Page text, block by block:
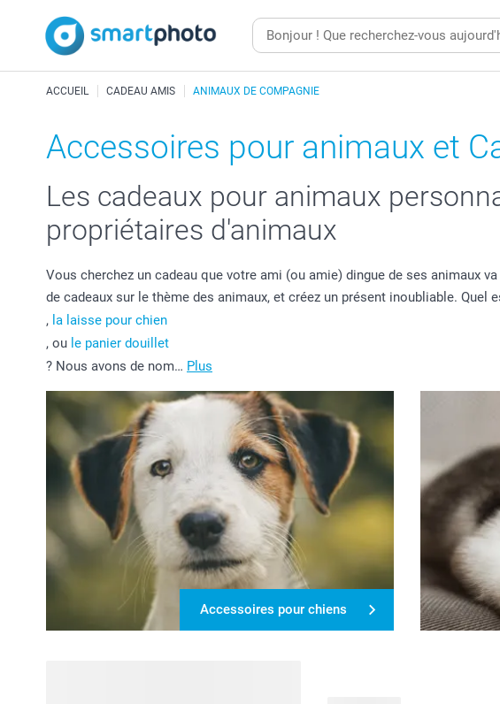
ACCUEIL CADEAU AMIS ANIMAUX DE COMPAGNIE
Accessoires pour animaux et
Les cadeaux pour animaux
propriétaires d'animaux
Vous cherchez un cadeau que votre ami (ou amie) dingue de ses animaux
de cadeaux sur le thème des animaux, et créez un présent inoubliable. Quel
, la laisse pour chien
, ou le panier douillet
? Nous avons de nom… Plus
Accessoires pour chiens